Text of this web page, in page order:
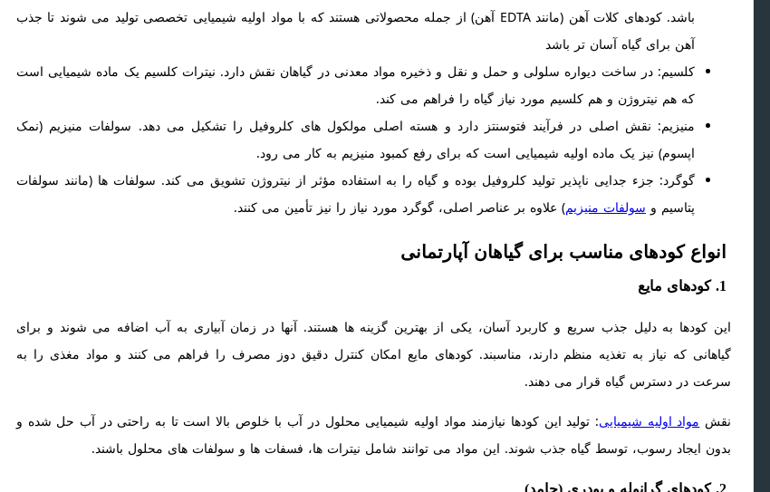
باشد. کودهای کلات آهن (مانند EDTA آهن) از جمله محصولاتی هستند که با مواد اولیه شیمیایی تخصصی تولید می شوند تا جذب
آهن برای گیاه آسان تر باشد
کلسیم: در ساخت دیواره سلولی و حمل و نقل و ذخیره مواد معدنی در گیاهان نقش دارد. نیترات کلسیم یک ماده شیمیایی است
که هم نیتروژن و هم کلسیم مورد نیاز گیاه را فراهم می کند.
منیزیم: نقش اصلی در فرآیند فتوسنتز دارد و هسته اصلی مولکول های کلروفیل را تشکیل می دهد. سولفات منیزیم (نمک
اپسوم) نیز یک ماده اولیه شیمیایی است که برای رفع کمبود منیزیم به کار می رود.
گوگرد: جزء جدایی ناپذیر تولید کلروفیل بوده و گیاه را به استفاده مؤثر از نیتروژن تشویق می کند. سولفات ها (مانند سولفات
پتاسیم و سولفات منیزیم) علاوه بر عناصر اصلی، گوگرد مورد نیاز را نیز تأمین می کنند.
انواع کودهای مناسب برای گیاهان آپارتمانی
1. کودهای مایع
این کودها به دلیل جذب سریع و کاربرد آسان، یکی از بهترین گزینه ها هستند. آنها در زمان آبیاری به آب اضافه می شوند و برای
گیاهانی که نیاز به تغذیه منظم دارند، مناسبند. کودهای مایع امکان کنترل دقیق دوز مصرف را فراهم می کنند و مواد مغذی را به
سرعت در دسترس گیاه قرار می دهند.
نقش مواد اولیه شیمیایی: تولید این کودها نیازمند مواد اولیه شیمیایی محلول در آب با خلوص بالا است تا به راحتی در آب حل شده و
بدون ایجاد رسوب، توسط گیاه جذب شوند. این مواد می توانند شامل نیترات ها، فسفات ها و سولفات های محلول باشند.